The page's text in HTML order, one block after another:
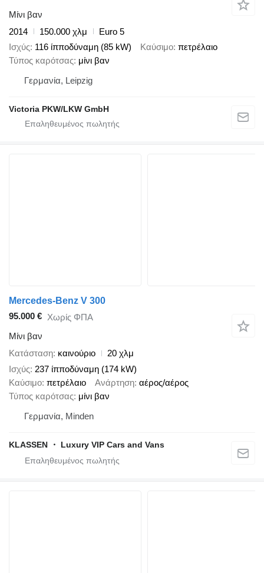
Μίνι βαν
2014
150.000 χλμ
Euro 5
Ισχύς 116 ίπποδύναμη (85 kW) Καύσιμο πετρέλαιο
Τύπος καρότσας μίνι βαν
Γερμανία, Leipzig
Victoria PKW/LKW GmbH
Mercedes-Benz V 300
95.000 € Χωρίς ΦΠΑ
Μίνι βαν
Κατάσταση καινούριο
20 χλμ
Ισχύς 237 ίπποδύναμη (174 kW)
Καύσιμο πετρέλαιο Ανάρτηση αέρος/αέρος
Τύπος καρότσας μίνι βαν
Γερμανία, Minden
KLASSEN ・ Luxury VIP Cars and Vans